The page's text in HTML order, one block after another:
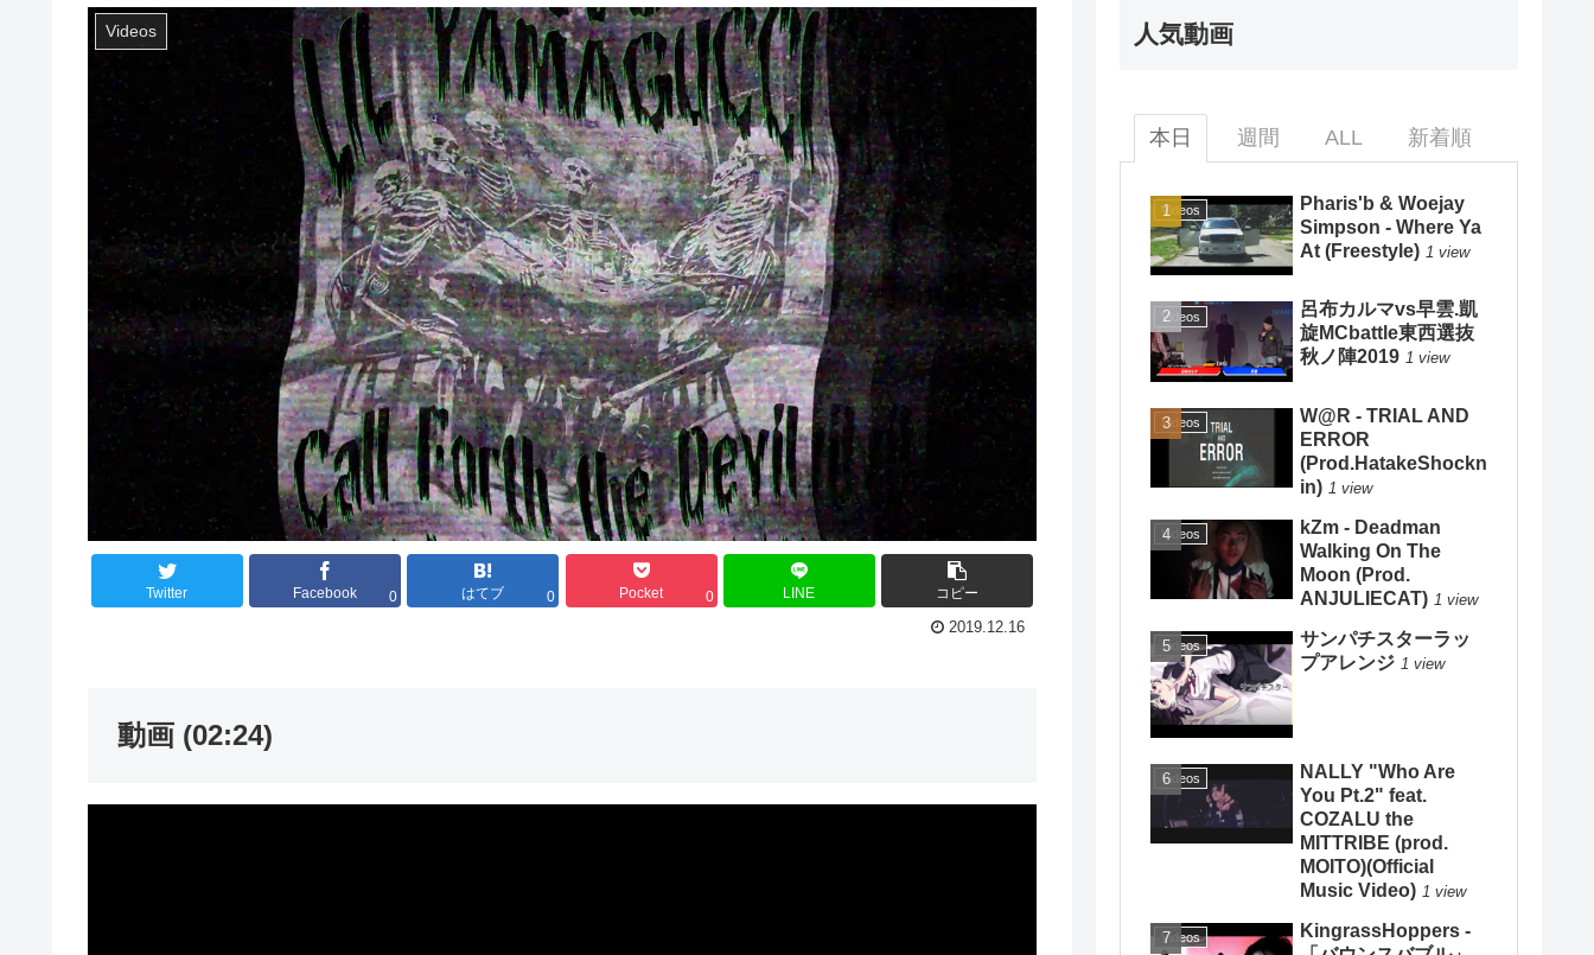
Videos
Twitter Facebook 0 はてブ 0 Pocket 0 LINE コピー
2019.12.16
動画 (02:24)
人気動画
本日 週間 ALL 新着順
Videos
Pharis'b & Woejay
Simpson - Where Ya
At (Freestyle) 1 view
Videos
呂布カルマvs早雲.凱
旋MCbattle東西選抜
秋ノ陣2019 1 view
Videos
W@R - TRIAL AND
ERROR
(Prod.HatakeShockn
in) 1 view
Videos
kZm - Deadman
Walking On The
Moon (Prod.
ANJULIECAT) 1 view
Videos
サンパチスターラッ
プアレンジ 1 view
Videos
NALLY "Who Are
You Pt.2" feat.
COZALU the
MITTRIBE (prod.
MOITO)(Official
Music Video) 1 view
Videos
KingrassHoppers -